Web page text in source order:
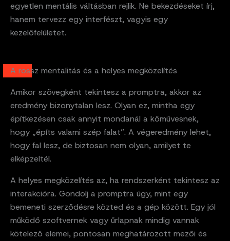
egyetlen mentális váltásban rejlik. Ne bekezdéseket írj,
hanem tervezz egy interfészt, vagyis egy
kezelőfelületet.
A rossz mentalitás és a helyes megközelítés
Amikor szövegként tekintesz a promptra, akkor az
eredmény bizonytalan lesz. Olyan ez, mintha egy
építkezésen csak annyit mondanál a kőművesnek,
hogy „építs valami szép falat”. A végeredmény lehet,
hogy fal lesz, de biztosan nem olyan, amilyet te
elképzeltél.
A helyes megközelítés az, ha rendszerként tekintesz az
interakcióra. Gondolj a promptra úgy, mint egy
bemeneti szerződésre közted és a gép között. Egy jól
működő szoftvernek vagy űrlapnak mindig vannak
kötelező elemei, pontosan meghatározott mezői és